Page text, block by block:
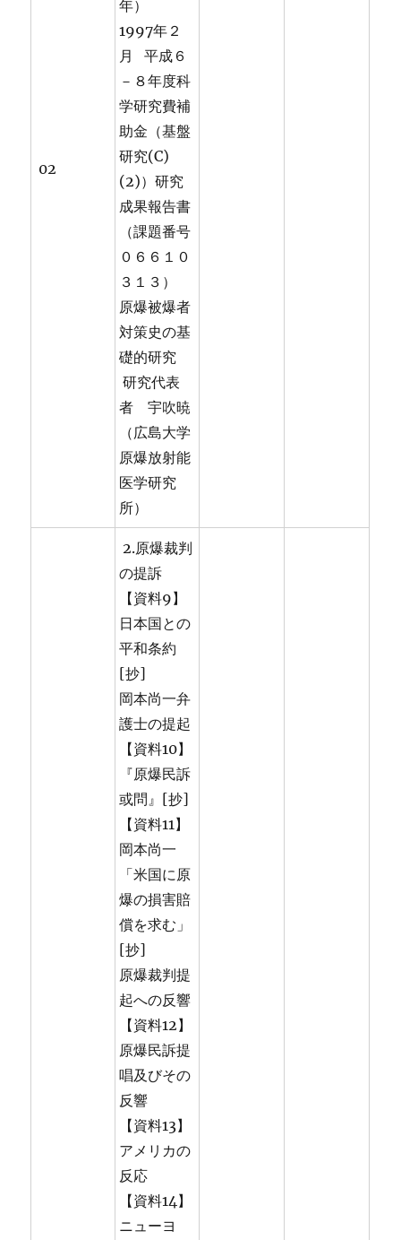
02
年）
1997年２
月 平成６
－８年度科
学研究費補
助金（基盤
研究(C)
(2)）研究
成果報告書
（課題番号
０６６１０
３１３）
原爆被爆者
対策史の基
礎的研究
研究代表
者 宇吹暁
（広島大学
原爆放射能
医学研究
所）
2.原爆裁判
の提訴
【資料9】
日本国との
平和条約
[抄]
岡本尚一弁
護士の提起
【資料10】
『原爆民訴
或問』[抄]
【資料11】
岡本尚一
「米国に原
爆の損害賠
償を求む」
[抄]
原爆裁判提
起への反響
【資料12】
原爆民訴提
唱及びその
反響
【資料13】
アメリカの
反応
【資料14】
ニューヨ